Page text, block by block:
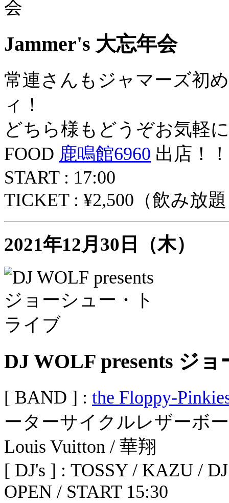
Jammer's 大忘年会
常連さんもジャマーズ初
ィ！
どちら様もどうぞお気軽
FOOD 鹿鳴館6960 出店！
START : 17:00
TICKET : ¥2,500（飲み放
2021年12月30日（木）
DJ WOLF presents ジ
[ BAND ] : the Floppy-
ーターサイクルレザーボ
Louis Vuitton / 華翔
[ DJ's ] : TOSSY / KAZU /
OPEN / START 15:30